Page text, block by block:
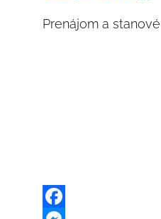
Prenájom a